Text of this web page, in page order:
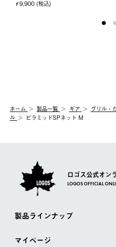
ホーム 製品⼀覧 ギア グリル・
ル
ピラミッドSPネット M
ロゴス公式オン
LOGOS OFFICIAL
製品ラインナップ
マイページ